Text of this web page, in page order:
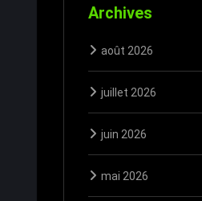
Archives
août 2026
juillet 2026
juin 2026
mai 2026